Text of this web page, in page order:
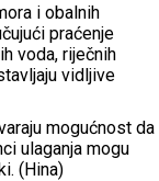
i obalnih
praćenje
voda, riječnih
vidljive
mogućnost da
ulaganja mogu
(Hina)